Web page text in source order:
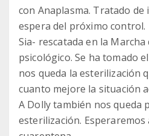
con Anaplasma. Tratado de
espera del próximo control.
Sia- rescatada en la
psicológico. Se ha tomado
nos queda la esterilización
cuanto mejore la situación
A Dolly también nos queda
esterilización. Esperaremos